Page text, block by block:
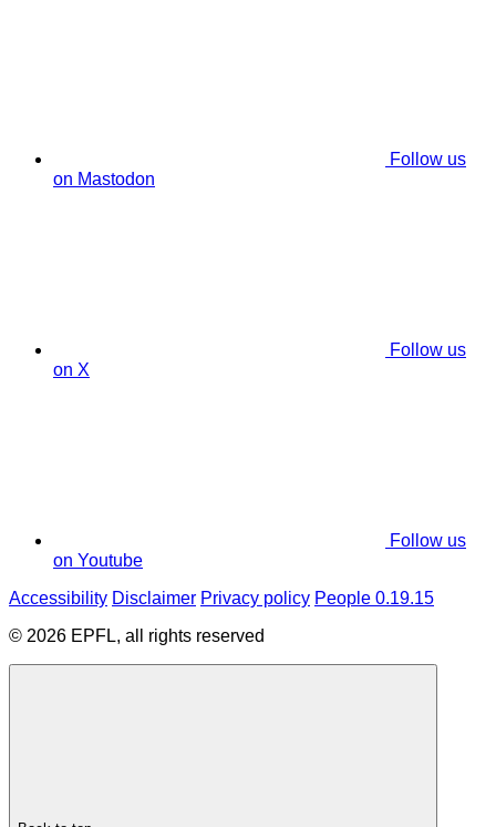
Follow us
on Mastodon
Follow us
on X
Follow us
on Youtube
Accessibility Disclaimer Privacy policy People 0.19.15
© 2026 EPFL, all rights reserved